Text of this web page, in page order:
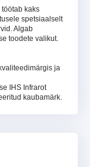
kaks
spetsiaalselt
Algab
toodete valikut.
ja
IHS Infrarot
kaubamärk.